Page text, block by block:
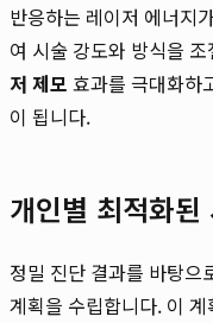
반응하는 레이저 에너지
여 시술 강도와 방식을
저 제모 효과를 극대화하
이 됩니다.
개인별 최적화된
정밀 진단 결과를 바탕으
계획을 수립합니다. 이